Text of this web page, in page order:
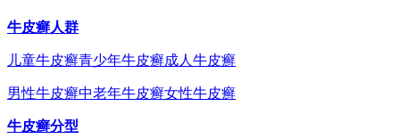
牛皮癣人群
儿童牛皮癣青少年牛皮癣成人牛皮癣
男性牛皮癣中老年牛皮癣女性牛皮癣
牛皮癣分型